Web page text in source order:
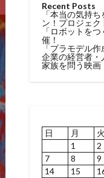
Recent Posts
「本当の気持
ン！プロジェク
「ロボットを
催！
「プラモデル
企業の経営者・
家族を問う映画
日
月 火
1
2
7
8 9
14
15